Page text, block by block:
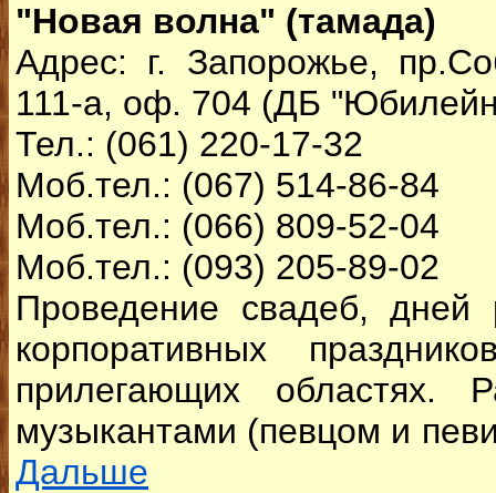
"Новая волна" (тамада)
Адрес: г. Запорожье,
111-а, оф. 704 (ДБ
Тел.: (061) 220-17-32
Моб.тел.: (067) 514-86-84
Моб.тел.: (066) 809-52-04
Моб.тел.: (093) 205-89-02
Проведение свадеб, дней
корпоративных
прилегающих областях.
музыкантами (певцом и
Дальше